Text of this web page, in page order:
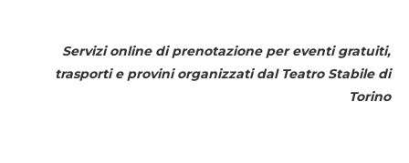
Servizi online di prenotazione per eventi gratuiti,
trasporti e provini organizzati dal Teatro Stabile di
Torino